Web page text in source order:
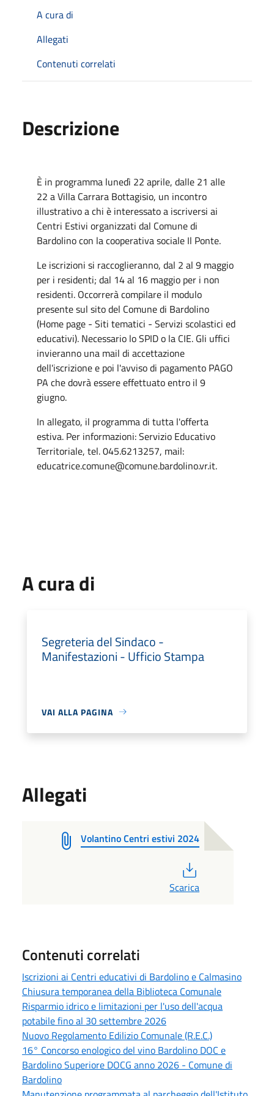
A cura di
Allegati
Contenuti correlati
Descrizione
È in programma lunedì 22 aprile, dalle 21 alle
22 a Villa Carrara Bottagisio, un incontro
illustrativo a chi è interessato a iscriversi ai
Centri Estivi organizzati dal Comune di
Bardolino con la cooperativa sociale Il Ponte.
Le iscrizioni si raccoglieranno, dal 2 al 9 maggio
per i residenti; dal 14 al 16 maggio per i non
residenti. Occorrerà compilare il modulo
presente sul sito del Comune di Bardolino
(Home page - Siti tematici - Servizi scolastici ed
educativi). Necessario lo SPID o la CIE. Gli uffici
invieranno una mail di accettazione
dell'iscrizione e poi l'avviso di pagamento PAGO
PA che dovrà essere effettuato entro il 9
giugno.
In allegato, il programma di tutta l'offerta
estiva. Per informazioni: Servizio Educativo
Territoriale, tel. 045.6213257, mail:
educatrice.comune@comune.bardolino.vr.it.
A cura di
Segreteria del Sindaco -
Manifestazioni - Ufficio Stampa
VAI ALLA PAGINA
Allegati
Volantino Centri estivi 2024
Scarica
Contenuti correlati
Iscrizioni ai Centri educativi di Bardolino e Calmasino
Chiusura temporanea della Biblioteca Comunale
Risparmio idrico e limitazioni per l'uso dell'acqua
potabile fino al 30 settembre 2026
Nuovo Regolamento Edilizio Comunale (R.E.C.)
16° Concorso enologico del vino Bardolino DOC e
Bardolino Superiore DOCG anno 2026 - Comune di
Bardolino